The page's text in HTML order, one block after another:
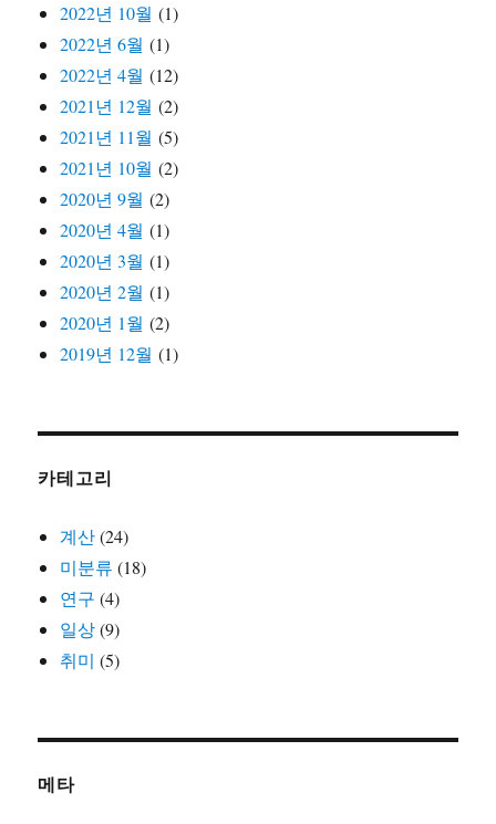
2022년 10월 (1)
2022년 6월 (1)
2022년 4월 (12)
2021년 12월 (2)
2021년 11월 (5)
2021년 10월 (2)
2020년 9월 (2)
2020년 4월 (1)
2020년 3월 (1)
2020년 2월 (1)
2020년 1월 (2)
2019년 12월 (1)
카테고리
계산(24)
미분류 (18)
연구 (4)
일상(9)
취미 (5)
메타